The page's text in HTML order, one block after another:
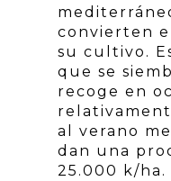
convierten
su cultivo.
que se
recoge en
al verano
dan una
25.000 k/ha.